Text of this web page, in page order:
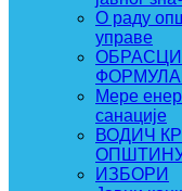
О раду
управе
ОБРАСЦИ
Мере
санације
ВОДИЧ
ИЗБОРИ